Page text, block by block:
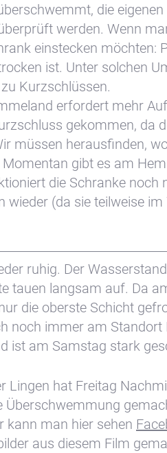
die
werden. Wenn
einstecken möchten:
ist. Unter solchen
Kurzschlüssen.
erfordert mehr
gekommen, da
müssen herausfinden,
gibt es am
die Schranke noch
wieder (da sie teilweise
ruhig. Der
tauen langsam auf. Da
die oberste Schicht
noch immer am Standort
ist am Samstag stark
Lingen hat Freitag
Überschwemmung
kann man hier sehen
aus diesem Film